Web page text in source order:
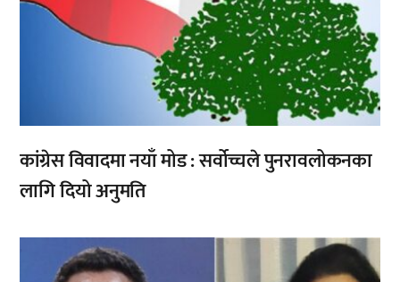
कांग्रेस विवादमा नयाँ मोड : सर्वोच्चले पुनरावलोकनका
लागि दियो अनुमति